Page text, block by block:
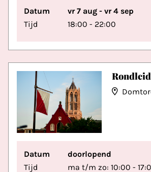
Datum
vr 7 aug - vr 4 sep
Tijd
18:00 - 22:00
Datum
doorlopend
Tijd
ma t/m zo: 10:00 -